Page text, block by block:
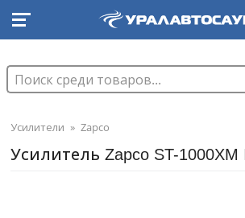
Усилители » Zapco
Усилитель Zapco ST-1000XM